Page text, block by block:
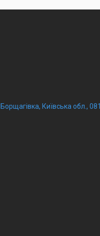
Київська обл.,